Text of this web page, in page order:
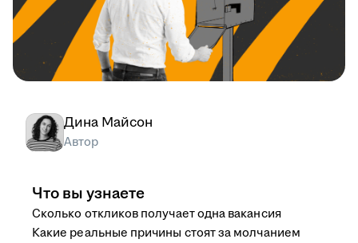
Дина Майсон
Автор
Что вы узнаете
Сколько откликов получает одна вакансия
Какие реальные причины стоят за молчанием